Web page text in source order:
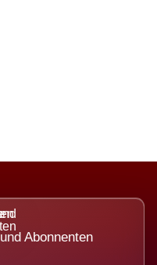
Abonnenten